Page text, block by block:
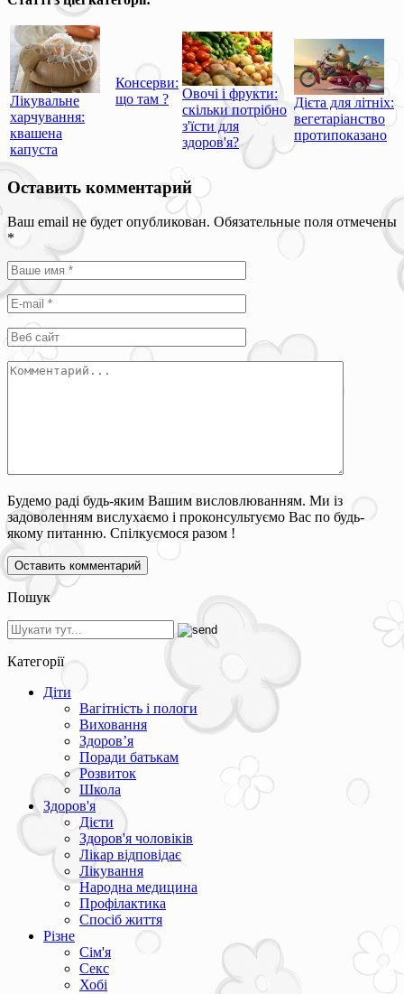
Лікувальне
харчування:
квашена
капуста
Консерви:
що там ?
Овочі і фрукти:
скільки потрібно
з'їсти для
здоров'я?
Дієта для літніх:
вегетаріанство
протипоказано
Оставить комментарий
Ваш email не будет опубликован. Обязательные поля отмечены
*
Будемо раді будь-яким Вашим висловлюванням. Ми із
задоволенням вислухаємо і проконсультуємо Вас по будь-
якому питанню. Спілкуємося разом !
Пошук
Категорії
Діти
Вагітність і пологи
Виховання
Здоров’я
Поради батькам
Розвиток
Школа
Здоров'я
Дієти
Здоров'я чоловіків
Лікар відповідає
Лікування
Народна медицина
Профілактика
Спосіб життя
Різне
Сім'я
Секс
Хобі